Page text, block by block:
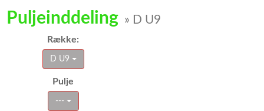
Puljeinddeling » D U9
Række:
D U9
Pulje
---